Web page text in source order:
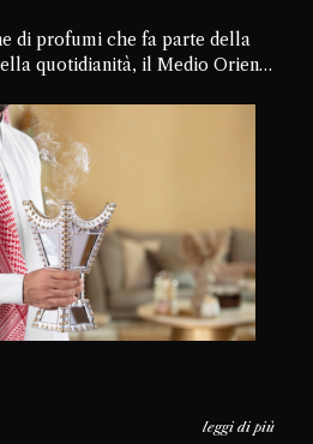
di profumi che fa parte della
quotidianità, il Medio Oriente
profumo. Approfondiamo le
l'uso del profumo nella vita
il profumo è così
del mondo. L'approccio
continua nel Capitolo 2.
leggi di più